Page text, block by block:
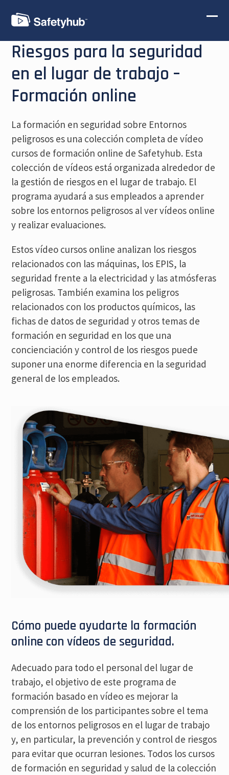
Riesgos para la seguridad
en el lugar de trabajo –
Formación online
La formación en seguridad sobre Entornos
peligrosos es una colección completa de vídeo
cursos de formación online de Safetyhub. Esta
colección de vídeos está organizada alrededor de
la gestión de riesgos en el lugar de trabajo. El
programa ayudará a sus empleados a aprender
sobre los entornos peligrosos al ver vídeos online
y realizar evaluaciones.
Estos vídeo cursos online analizan los riesgos
relacionados con las máquinas, los EPIS, la
seguridad frente a la electricidad y las atmósferas
peligrosas. También examina los peligros
relacionados con los productos químicos, las
fichas de datos de seguridad y otros temas de
formación en seguridad en los que una
concienciación y control de los riesgos puede
suponer una enorme diferencia en la seguridad
general de los empleados.
Cómo puede ayudarte la formación
online con vídeos de seguridad.
Adecuado para todo el personal del lugar de
trabajo, el objetivo de este programa de
formación basado en vídeo es mejorar la
comprensión de los participantes sobre el tema
de los entornos peligrosos en el lugar de trabajo
y, en particular, la prevención y control de riesgos
para evitar que ocurran lesiones. Todos los cursos
de formación en seguridad y salud de la colección